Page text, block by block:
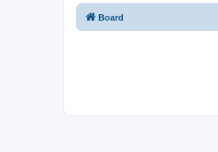
Board